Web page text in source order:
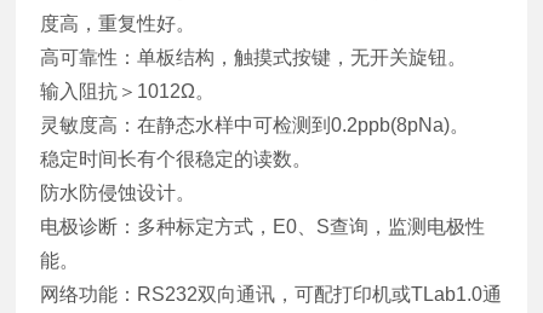
度高，重复性好。
高可靠性：单板结构，触摸式按键，无开关旋钮。
输入阻抗＞1012Ω。
灵敏度高：在静态水样中可检测到0.2ppb(8pNa)。
稳定时间长有个很稳定的读数。
防水防侵蚀设计。
电极诊断：多种标定方式，E0、S查询，监测电极性
能。
网络功能：RS232双向通讯，可配打印机或TLab1.0通